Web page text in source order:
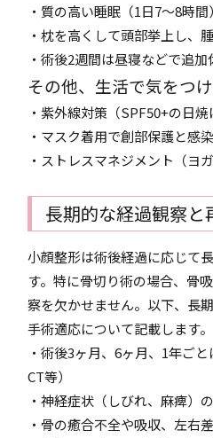
・質の高い睡眠（1日7～8時
・枕を高くして頭部挙上し、
・術後2週間は昼寝などで追
その他、生活で気をつ
・紫外線対策（SPF50+の日焼
・マスク着用で創部保護と感
・ストレスマネジメント（ヨ
長期的な経過観察と
小顔整形は術後経過に応じて
す。特に骨切り術の場合、骨
察を欠かせません。以下、長
手術適応について記載します。
・術後3ヶ月、6ヶ月、1年ご
CT等）
・神経症状（しびれ、麻痺）
・骨の癒合不全や吸収、左右